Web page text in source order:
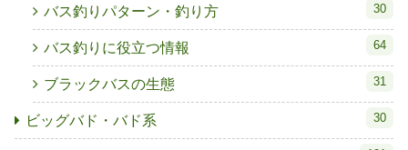
バス釣りパターン・釣り方 30
バス釣りに役立つ情報 64
ブラックバスの生態 31
ビッグバド・バド系 30